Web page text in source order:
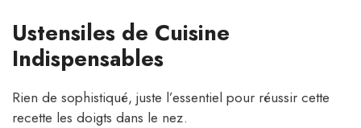
Ustensiles de Cuisine
Indispensables
Rien de sophistiqué, juste l’essentiel pour réussir cette
recette les doigts dans le nez.